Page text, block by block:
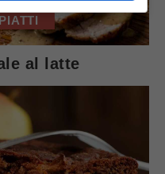
al latte